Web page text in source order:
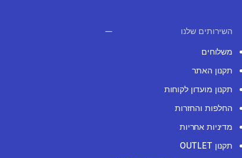
השירותים שלנו
משלוחים
תקנון האתר
תקנון מועדון לקוחות
החלפות והחזרות
מדיניות אחריות
תקנון OUTLET